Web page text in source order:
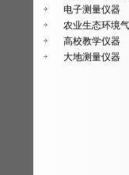
电子测量仪器
农业生态环境
高校教学仪器
大地测量仪器